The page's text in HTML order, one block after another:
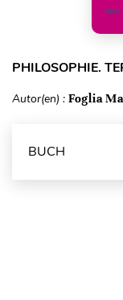
PHILOSOPHIE.
Autor(en) : Foglia
BUCH